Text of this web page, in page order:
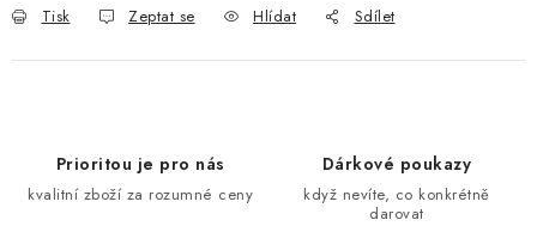
Tisk Zeptat se Hlídat Sdílet
Prioritou je pro nás
kvalitní zboží za rozumné ceny
Dárkové poukazy
když nevíte, co konkrétně
darovat